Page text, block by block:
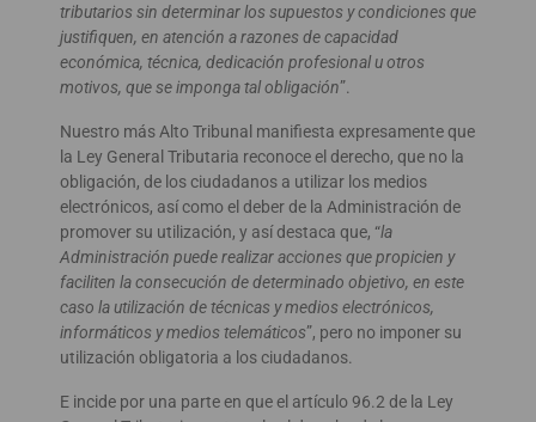
tributarios sin determinar los supuestos y condiciones que
justifiquen, en atención a razones de capacidad
económica, técnica, dedicación profesional u otros
motivos, que se imponga tal obligación”.
Nuestro más Alto Tribunal manifiesta expresamente que
la Ley General Tributaria reconoce el derecho, que no la
obligación, de los ciudadanos a utilizar los medios
electrónicos, así como el deber de la Administración de
promover su utilización, y así destaca que, “la
Administración puede realizar acciones que propicien y
faciliten la consecución de determinado objetivo, en este
caso la utilización de técnicas y medios electrónicos,
informáticos y medios telemáticos”, pero no imponer su
utilización obligatoria a los ciudadanos.
E incide por una parte en que el artículo 96.2 de la Ley